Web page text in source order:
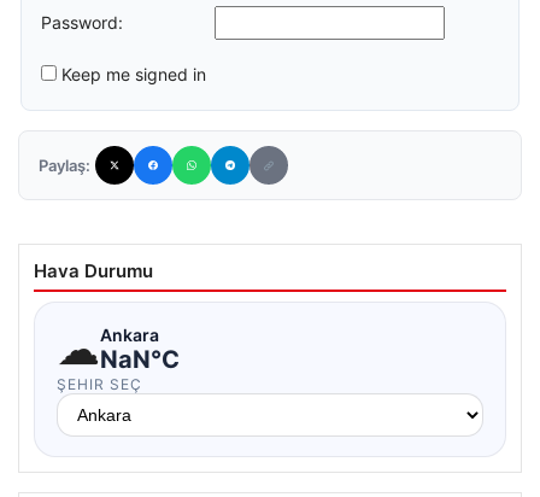
Password:
Keep me signed in
Paylaş:
Hava Durumu
☁Ankara
NaN°C
ŞEHIR SEÇ